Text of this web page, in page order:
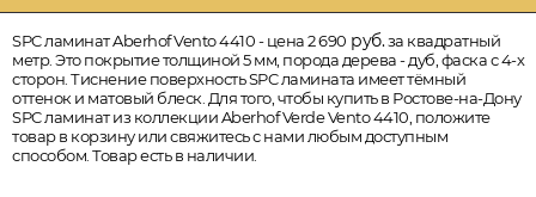
SPC ламинат Aberhof Vento 4410 - цена 2 690 руб.за квадратный
метр. Это покрытие толщиной 5 мм, порода дерева - дуб, фаска с 4-х
сторон. Тиснение поверхность SPC ламината имеет тёмный
оттенок и матовый блеск. Для того, чтобы купить в Ростове-на-Дону
SPC ламинат из коллекции Aberhof Verde Vento 4410, положите
товар в корзину или свяжитесь с нами любым доступным
способом. Товар есть в наличии.